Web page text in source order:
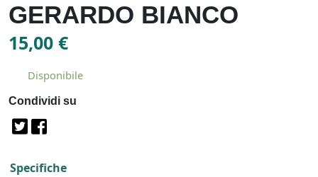
GERARDO BIANCO
15,00 €
Disponibile
Condividi su
Specifiche